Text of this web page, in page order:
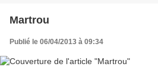
Martrou
Publié le 06/04/2013 à 09:34